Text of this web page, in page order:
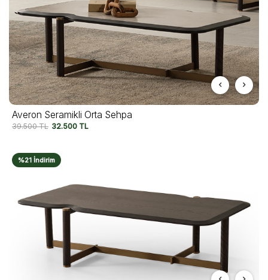
Averon Seramikli Orta Sehpa
39.500TL 32.500 TL
%21 İndirim